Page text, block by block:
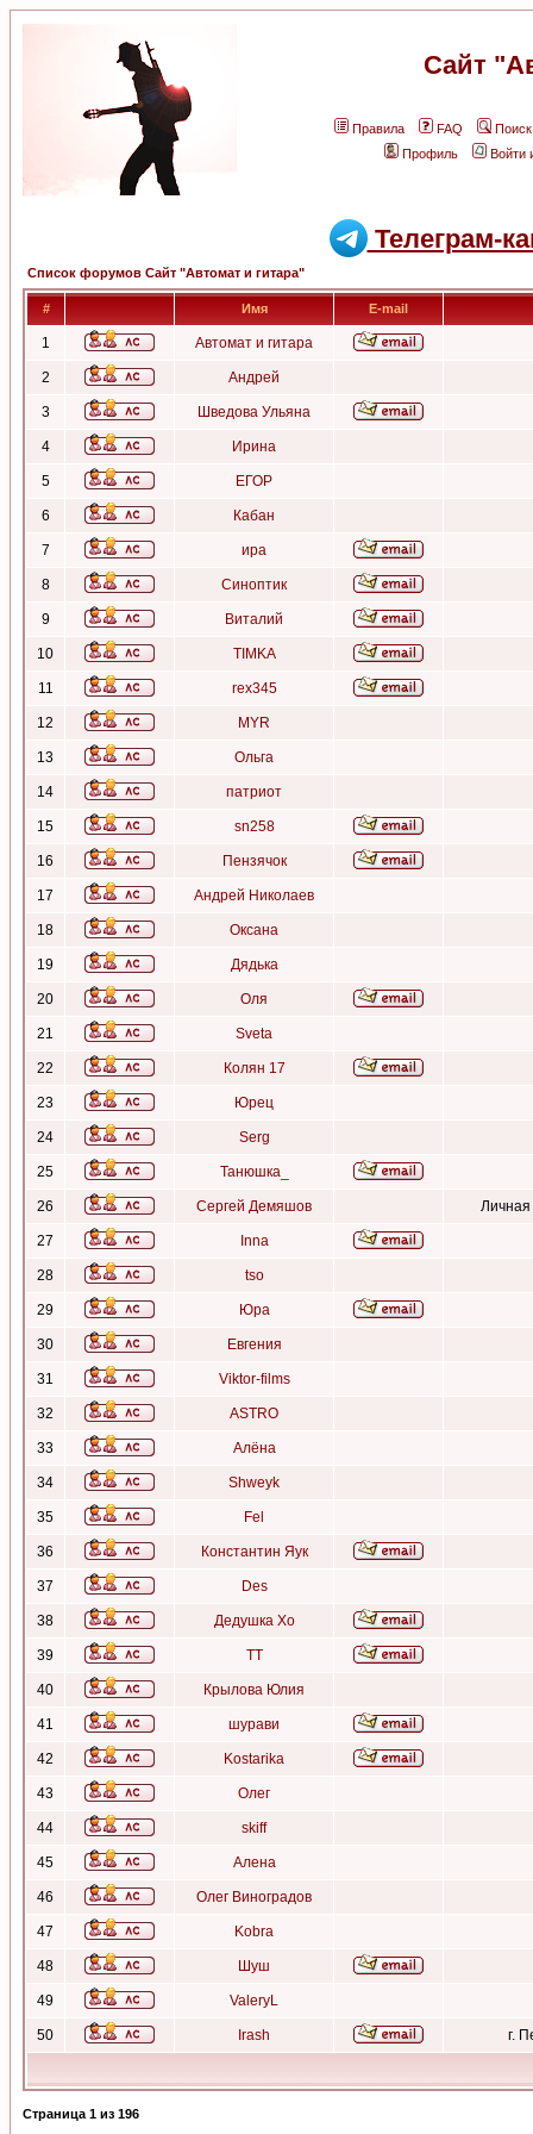
Сайт
Правила FAQ
Поиск
Профиль
Войти
Телеграм-
Список форумов Сайт "Автомат и гитара"
# Имя E-mail
1 Автомат и гитара
2 Андрей
3 Шведова Ульяна
4 Ирина
5 ЕГОР
6 Кабан
7 ира
8 Синоптик
9 Виталий
10 TIMKA
11 rex345
12 MYR
13 Ольга
14 патриот
15 sn258
16 Пензячок
17 Андрей Николаев
18 Оксана
19 Дядька
20 Оля
21 Sveta
22 Колян 17
23 Юрец
24 Serg
25 Танюшка_
26 Сергей Демяшов Личная
27 Inna
28 tso
29 Юра
30 Евгения
31 Viktor-films
32 ASTRO
33 Алёна
34 Shweyk
35 Fel
36 Константин Яук
37 Des
38 Дедушка Хо
39 ТТ
40 Крылова Юлия
41 шурави
42 Kostarika
43 Олег
44 skiff
45 Алена
46 Олег Виноградов
47 Kobra
48 Шуш
49 ValeryL
50 Irash г.
Страница 1 из 196